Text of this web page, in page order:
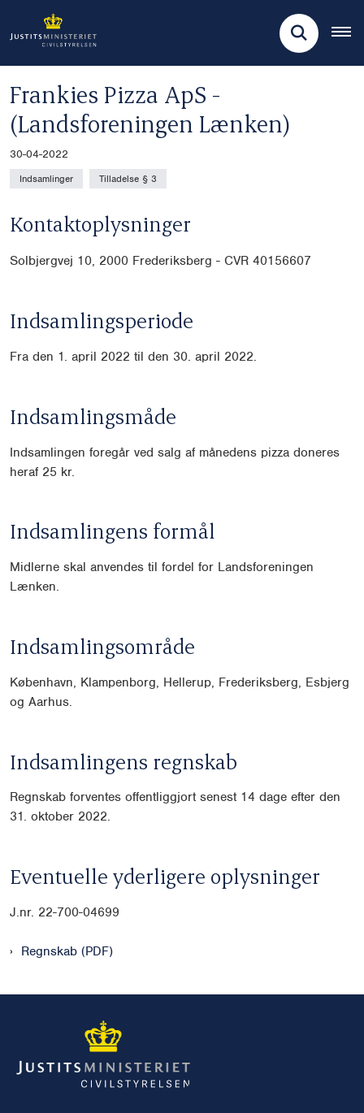
Frankies Pizza ApS -
(Landsforeningen Lænken)
30-04-2022
Indsamlinger Tilladelse § 3
Kontaktoplysninger
Solbjergvej 10, 2000 Frederiksberg - CVR 40156607
Indsamlingsperiode
Fra den 1. april 2022 til den 30. april 2022.
Indsamlingsmåde
Indsamlingen foregår ved salg af månedens pizza doneres
heraf 25 kr.
Indsamlingens formål
Midlerne skal anvendes til fordel for Landsforeningen
Lænken.
Indsamlingsområde
København, Klampenborg, Hellerup, Frederiksberg, Esbjerg
og Aarhus.
Indsamlingens regnskab
Regnskab forventes offentliggjort senest 14 dage efter den
31. oktober 2022.
Eventuelle yderligere oplysninger
J.nr. 22-700-04699
Regnskab (PDF)